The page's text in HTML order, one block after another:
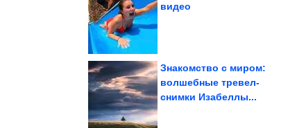
видео
Знакомство с миром:
волшебные тревел-
снимки Изабеллы...